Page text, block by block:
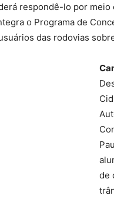
respondê-lo por meio
o Programa de
das rodovias
de